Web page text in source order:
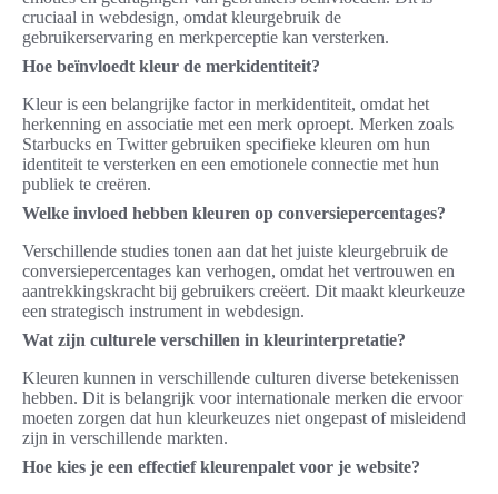
cruciaal in webdesign, omdat kleurgebruik de
gebruikerservaring en merkperceptie kan versterken.
Hoe beïnvloedt kleur de merkidentiteit?
Kleur is een belangrijke factor in merkidentiteit, omdat het
herkenning en associatie met een merk oproept. Merken zoals
Starbucks en Twitter gebruiken specifieke kleuren om hun
identiteit te versterken en een emotionele connectie met hun
publiek te creëren.
Welke invloed hebben kleuren op conversiepercentages?
Verschillende studies tonen aan dat het juiste kleurgebruik de
conversiepercentages kan verhogen, omdat het vertrouwen en
aantrekkingskracht bij gebruikers creëert. Dit maakt kleurkeuze
een strategisch instrument in webdesign.
Wat zijn culturele verschillen in kleurinterpretatie?
Kleuren kunnen in verschillende culturen diverse betekenissen
hebben. Dit is belangrijk voor internationale merken die ervoor
moeten zorgen dat hun kleurkeuzes niet ongepast of misleidend
zijn in verschillende markten.
Hoe kies je een effectief kleurenpalet voor je website?